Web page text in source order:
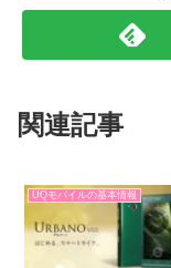
関連記事
UQモバイルの基本情報